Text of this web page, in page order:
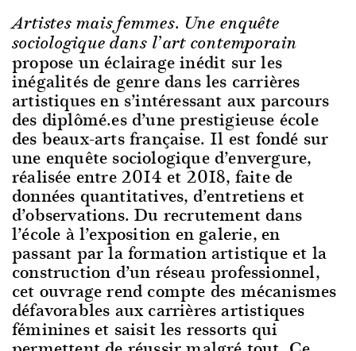
Artistes mais femmes. Une enquête
sociologique dans l’art contemporain
propose un éclairage inédit sur les
inégalités de genre dans les carrières
artistiques en s’intéressant aux parcours
des diplômé.es d’une prestigieuse école
des beaux-arts française. Il est fondé sur
une enquête sociologique d’envergure,
réalisée entre 2014 et 2018, faite de
données quantitatives, d’entretiens et
d’observations. Du recrutement dans
l’école à l’exposition en galerie, en
passant par la formation artistique et la
construction d’un réseau professionnel,
cet ouvrage rend compte des mécanismes
défavorables aux carrières artistiques
féminines et saisit les ressorts qui